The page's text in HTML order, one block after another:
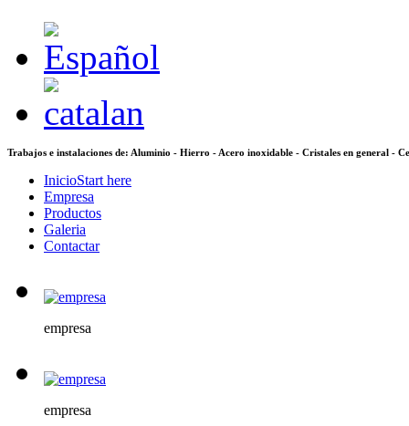
Trabajos e instalaciones de: Aluminio - Hierro - Acero inoxidable - Cristales en general -
InicioStart here
Empresa
Productos
Galeria
Contactar
empresa
empresa